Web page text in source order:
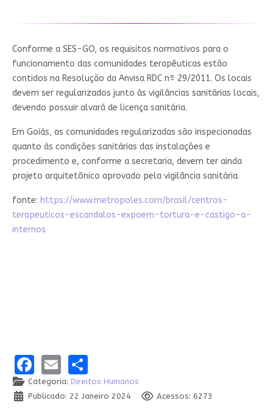
Conforme a SES-GO, os requisitos normativos para o
funcionamento das comunidades terapêuticas estão
contidos na Resolução da Anvisa RDC nº 29/2011. Os locais
devem ser regularizados junto às vigilâncias sanitárias locais,
devendo possuir alvará de licença sanitária.
Em Goiás, as comunidades regularizadas são inspecionadas
quanto às condições sanitárias das instalações e
procedimento e, conforme a secretaria, devem ter ainda
projeto arquitetônico aprovado pela vigilância sanitária.
fonte: https://www.metropoles.com/brasil/centros-
terapeuticos-escandalos-expoem-tortura-e-castigo-a-
internos
Facebook
EmailShare
Categoria: Direitos Humanos
Publicado: 22 Janeiro 2024
Acessos: 6273